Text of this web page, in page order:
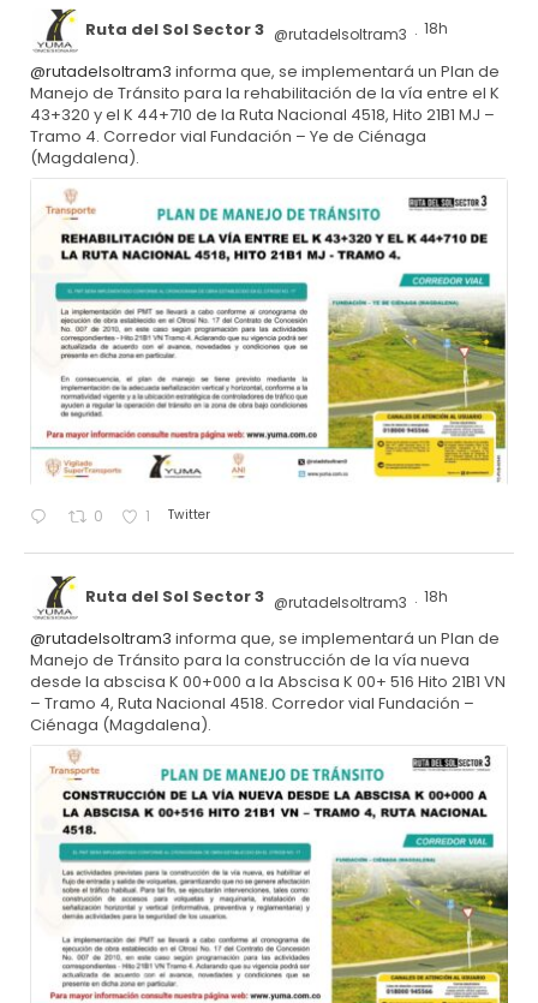
Ruta del Sol Sector 3 @rutadelsoltram3 · 18h
@rutadelsoltram3 informa que, se implementará un Plan de
Manejo de Tránsito para la rehabilitación de la vía entre el K
43+320 y el K 44+710 de la Ruta Nacional 4518, Hito 21B1 MJ –
Tramo 4. Corredor vial Fundación – Ye de Ciénaga
(Magdalena).
0 1 Twitter
Ruta del Sol Sector 3 @rutadelsoltram3 · 18h
@rutadelsoltram3 informa que, se implementará un Plan de
Manejo de Tránsito para la construcción de la vía nueva
desde la abscisa K 00+000 a la Abscisa K 00+ 516 Hito 21B1 VN
– Tramo 4, Ruta Nacional 4518. Corredor vial Fundación –
Ciénaga (Magdalena).